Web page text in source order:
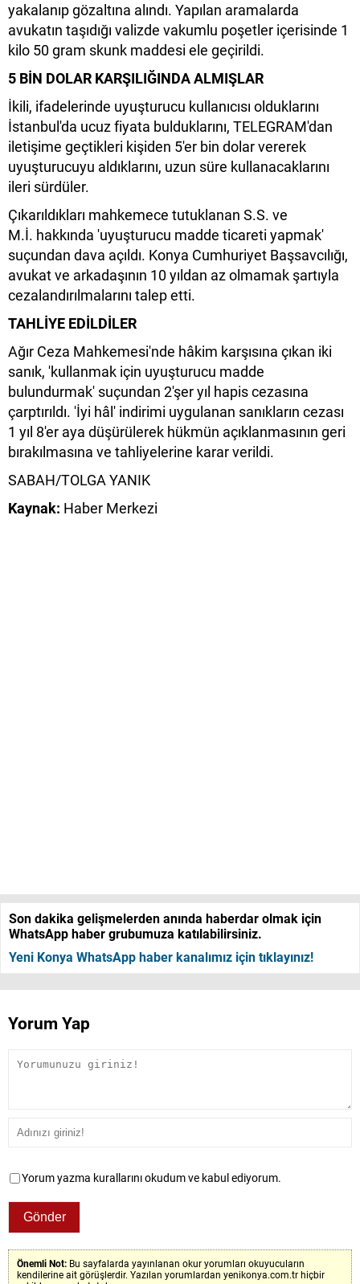
yakalanıp gözaltına alındı. Yapılan aramalarda
avukatın taşıdığı valizde vakumlu poşetler içerisinde 1
kilo 50 gram skunk maddesi ele geçirildi.
5 BİN DOLAR KARŞILIĞINDA ALMIŞLAR
İkili, ifadelerinde uyuşturucu kullanıcısı olduklarını
İstanbul'da ucuz fiyata bulduklarını, TELEGRAM'dan
iletişime geçtikleri kişiden 5'er bin dolar vererek
uyuşturucuyu aldıklarını, uzun süre kullanacaklarını
ileri sürdüler.
Çıkarıldıkları mahkemece tutuklanan S.S. ve
M.İ. hakkında 'uyuşturucu madde ticareti yapmak'
suçundan dava açıldı. Konya Cumhuriyet Başsavcılığı,
avukat ve arkadaşının 10 yıldan az olmamak şartıyla
cezalandırılmalarını talep etti.
TAHLİYE EDİLDİLER
Ağır Ceza Mahkemesi'nde hâkim karşısına çıkan iki
sanık, 'kullanmak için uyuşturucu madde
bulundurmak' suçundan 2'şer yıl hapis cezasına
çarptırıldı. 'İyi hâl' indirimi uygulanan sanıkların cezası
1 yıl 8'er aya düşürülerek hükmün açıklanmasının geri
bırakılmasına ve tahliyelerine karar verildi.
SABAH/TOLGA YANIK
Kaynak: Haber Merkezi
Son dakika gelişmelerden anında haberdar olmak için
WhatsApp haber grubumuza katılabilirsiniz.
Yeni Konya WhatsApp haber kanalımız için tıklayınız!
Yorum Yap
Yorum yazma kurallarını okudum ve kabul ediyorum.
Önemli Not: Bu sayfalarda yayınlanan okur yorumları okuyucuların
kendilerine ait görüşlerdir. Yazılan yorumlardan yenikonya.com.tr hiçbir